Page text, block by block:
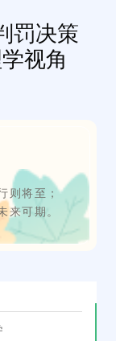
罚决策
视角
则将至；
来可期。